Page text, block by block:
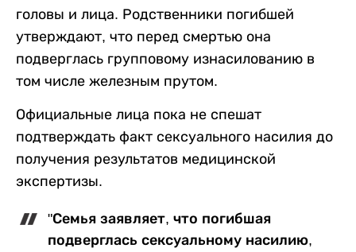
головы и лица. Родственники погибшей
утверждают, что перед смертью она
подверглась групповому изнасилованию в
том числе железным прутом.
Официальные лица пока не спешат
подтверждать факт сексуального насилия до
получения результатов медицинской
экспертизы.
"Семья заявляет, что погибшая
подверглась сексуальному насилию,